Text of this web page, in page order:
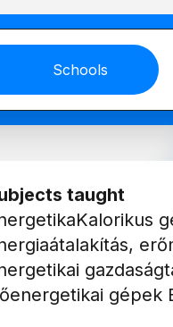
Schools
taught
Kalorikus
gépek